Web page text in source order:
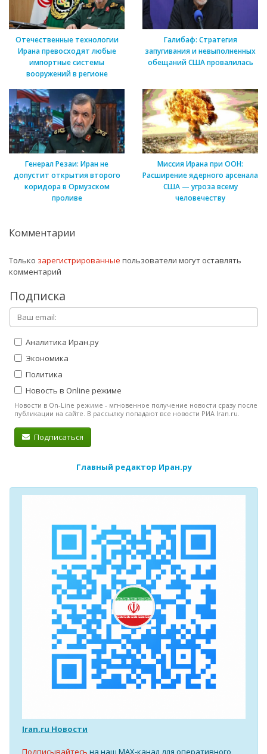
Отечественные технологии
Ирана превосходят любые
импортные системы
вооружений в регионе
Галибаф: Стратегия
запугивания и невыполненных
обещаний США провалилась
Генерал Резаи: Иран не
допустит открытия второго
коридора в Ормузском
проливе
Миссия Ирана при ООН:
Расширение ядерного арсенала
США — угроза всему
человечеству
Комментарии
Только зарегистрированные пользователи могут оставлять
комментарий
Подписка
Аналитика Иран.ру
Экономика
Политика
Новость в Online режиме
Новости в On-Line режиме - мгновенное получение новости сразу после
публикации на сайте. В рассылку попадают все новости РИА Iran.ru.
Подписаться
Главный редактор Иран.ру
Iran.ru Новости
Подписывайтесь на наш MAX-канал для оперативного